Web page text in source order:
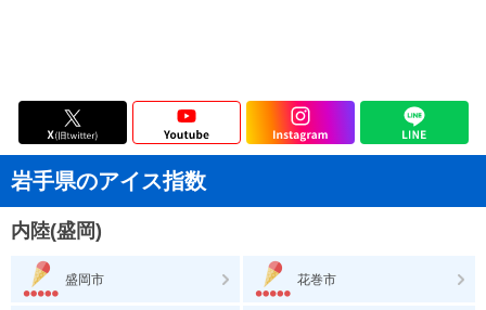
岩手県のアイス指数
内陸(盛岡)
盛岡市 花巻市